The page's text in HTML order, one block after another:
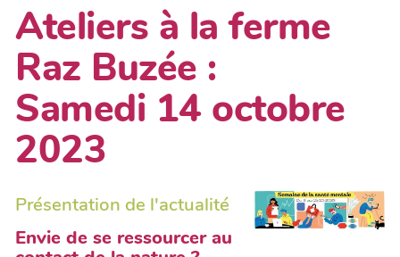
Ateliers à la ferme
Raz Buzée :
Samedi 14 octobre
2023
Présentation de l'actualité
Envie de se ressourcer au